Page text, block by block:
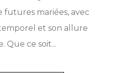
futures mariées, avec
et son allure
Que ce soit...